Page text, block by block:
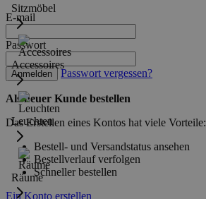
Sitzmöbel
Accessoires
Leuchten
Räume
E-mail
Passwort
Anmelden Passwort vergessen?
Als neuer Kunde bestellen
Das Erstellen eines Kontos hat viele Vorteile:
Bestell- und Versandstatus ansehen
Bestellverlauf verfolgen
Schneller bestellen
Ein Konto erstellen